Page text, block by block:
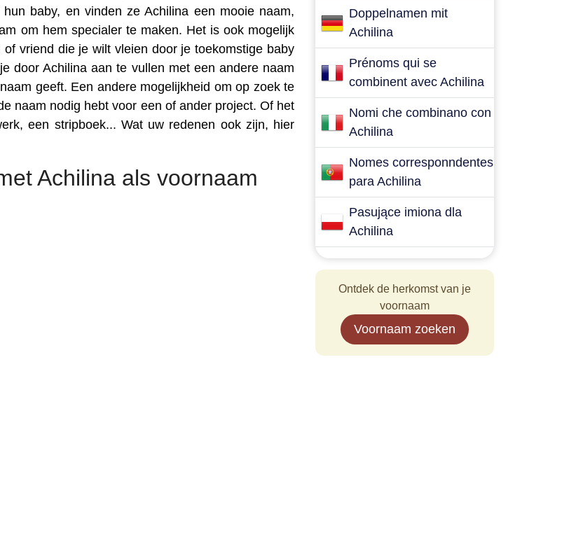
baby, en vinden ze Achilina een mooie naam,
om hem specialer te maken. Het is ook mogelijk
vriend die je wilt vleien door je toekomstige baby
door Achilina aan te vullen met een andere naam
geeft. Een andere mogelijkheid om op zoek te
naam nodig hebt voor een of ander project. Of het
een stripboek... Wat uw redenen ook zijn, hier
Achilina als voornaam
Doppelnamen mit
Achilina
Prénoms qui se
combinent avec Achilina
Nomi che combinano con
Achilina
Nomes corresponndentes
para Achilina
Pasujące imiona dla
Achilina
Ontdek de herkomst van je
voornaam
Voornaam zoeken